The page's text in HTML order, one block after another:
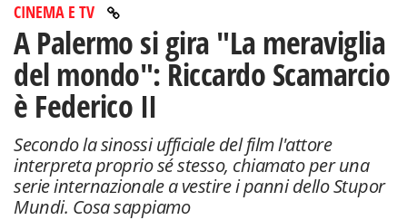
CINEMA E TV
A Palermo si gira "La meraviglia
del mondo": Riccardo Scamarcio
è Federico II
Secondo la sinossi ufficiale del film l'attore
interpreta proprio sé stesso, chiamato per una
serie internazionale a vestire i panni dello Stupor
Mundi. Cosa sappiamo